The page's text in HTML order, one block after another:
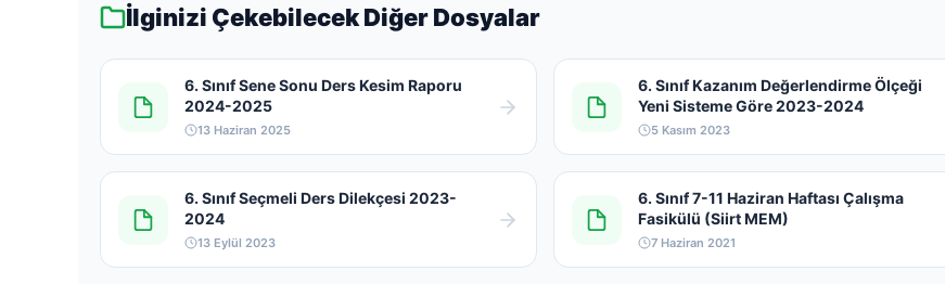
İlginizi Çekebilecek Diğer Dosyalar
6. Sınıf Sene Sonu Ders Kesim Raporu
2024-2025
13 Haziran 2025
6. Sınıf Kazanım Değerlendirme Ölçeği
Yeni Sisteme Göre 2023-2024
5 Kasım 2023
6. Sınıf Seçmeli Ders Dilekçesi 2023-
2024
13 Eylül 2023
6. Sınıf 7-11 Haziran Haftası Çalışma
Fasikülü (Siirt MEM)
7 Haziran 2021